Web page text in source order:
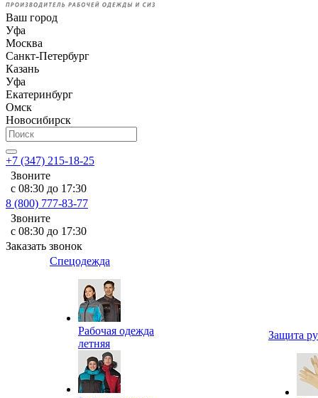
Ваш город
Уфа
Москва
Санкт-Петербург
Казань
Уфа
Екатеринбург
Омск
Новосибирск
+7 (347) 215-18-25
Звоните
с 08:30 до 17:30
8 (800) 777-83-77
Звоните
с 08:30 до 17:30
Заказать звонок
Спецодежда
Рабочая одежда
летняя
Защита